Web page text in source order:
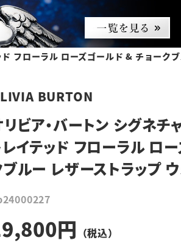
フローラル ローズゴールド & チョーク
BURTON
リビア・バートン シグネ
レイテッド フローラル ロ
ルー レザーストラップ